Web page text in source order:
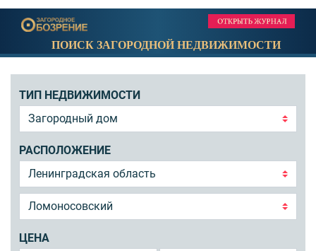
ПОИСК ЗАГОРОДНОЙ НЕДВИЖИМОСТИ
ТИП НЕДВИЖИМОСТИ
РАСПОЛОЖЕНИЕ
ЦЕНА